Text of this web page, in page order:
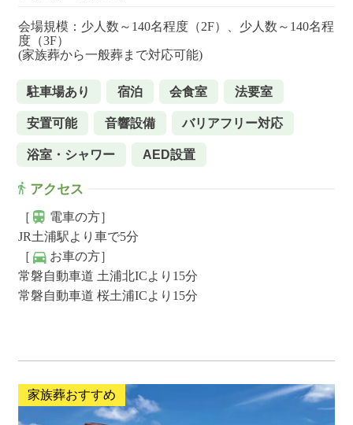
会場規模：少人数～140名程度（2F）、少人数～140名程
度（3F）
(家族葬から一般葬まで対応可能)
駐車場あり 宿泊 会食室 法要室
安置可能 音響設備 バリアフリー対応
浴室・シャワー AED設置
アクセス
［
電車の方］
JR土浦駅より車で5分
［
お車の方］
常磐自動車道 土浦北ICより15分
常磐自動車道 桜土浦ICより15分
家族葬おすすめ